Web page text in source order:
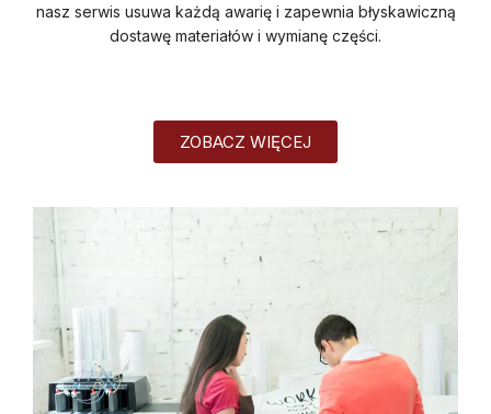
nasz serwis usuwa każdą awarię i zapewnia błyskawiczną
dostawę materiałów i wymianę części.
ZOBACZ WIĘCEJ